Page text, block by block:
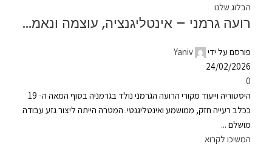
הבלוג שלנו
רועה גרמני – אינטליגנציה, עוצמה ונאמנות
פורסם על ידי
Yaniv
24/02/2026
0
היסטוריה וייעוד מקורי הרועה הגרמני נולד בגרמניה בסוף המאה ה- 19
ככלב רעייה חזק, ממושמע ואינטליגנטי. המטרה הייתה ליצור גזע עבודה
מושלם ...
המשיכו לקרוא